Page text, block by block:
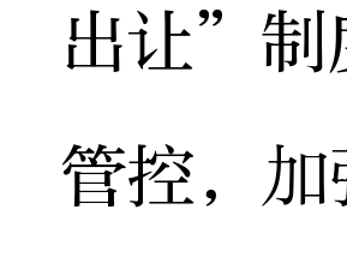
出让”制
管控，